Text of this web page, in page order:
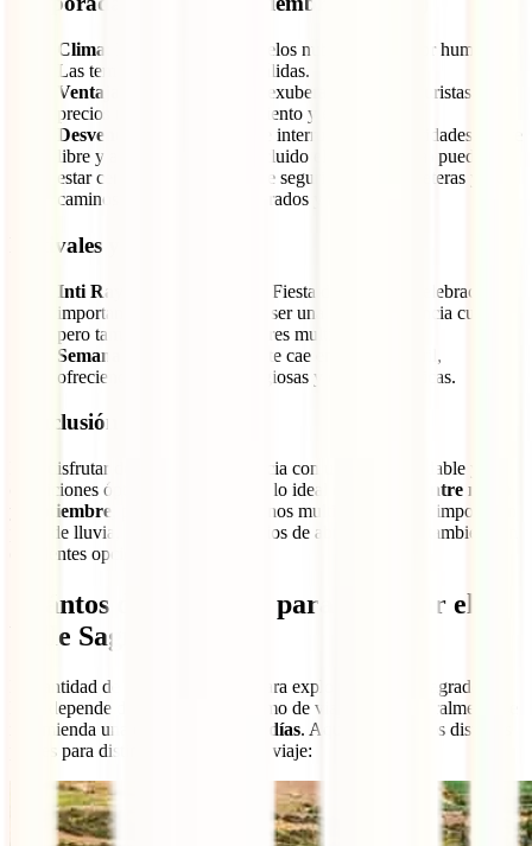
Clima
: lluvias frecuentes, cielos nublados y mayor humedad.
Las temperaturas son más cálidas.
Ventajas
: paisajes verdes y exuberantes, menos turistas y
precios más bajos de alojamiento y excursiones.
Desventajas
: la lluvia puede interrumpir las actividades al aire
libre y algunos senderos (incluido el Camino Inca) pueden
estar cerrados por motivos de seguridad. Las carreteras y
caminos pueden estar embarrados y resbaladizos.
Festivales y Eventos
Inti Raymi
(24 de junio): la Fiesta del Sol, una celebración
importante en Cusco, puede ser una gran experiencia cultural
pero también significa mayores multitudes.
Semana Santa
: generalmente cae en marzo o abril,
ofreciendo experiencias religiosas y culturales únicas.
Conclusión
Para disfrutar de la mejor experiencia con un clima agradable y
condiciones óptimas para explorar, lo ideal es
visitarlo entre mayo
y septiembre , pero si prefieres menos multitudes y no te importa un
poco de lluvia, los meses intermedios de abril y octubre también son
excelentes opciones.
Cuántos días necesito para explorar el
Valle Sagrado
La cantidad de tiempo necesario para explorar el Valle Sagrado en
Perú depende de tus intereses y ritmo de viaje, pero generalmente se
recomienda una
estancia de 2 a 4 días. Aquí te sugerimos distintos
planes para distintas duraciones de viaje: